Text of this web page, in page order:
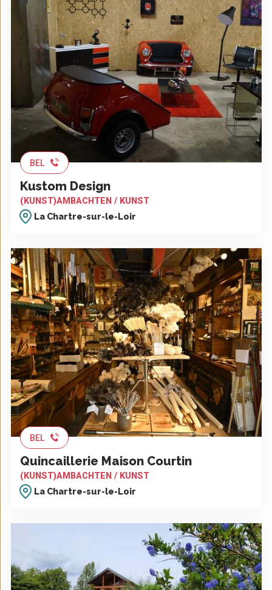
BEL
Kustom Design
(KUNST)AMBACHTEN / KUNST
La Chartre-sur-le-Loir
BEL
Quincaillerie Maison Courtin
(KUNST)AMBACHTEN / KUNST
La Chartre-sur-le-Loir